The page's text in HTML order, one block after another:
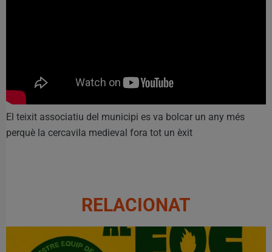
El teixit associatiu del municipi es va bolcar un any més
perquè la cercavila medieval fora tot un èxit
RELACIONAT